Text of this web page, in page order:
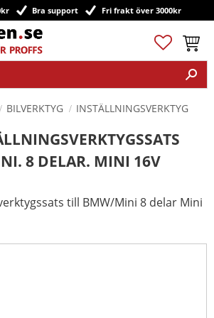
Bra support Fri frakt över 3000kr
Favoriter
BILVERKTYG INSTÄLLNINGSVERKTYG
8 DELAR. MINI 16V
till BMW/Mini 8 delar Mini